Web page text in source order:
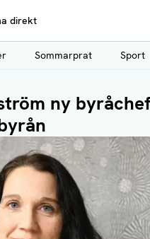
direkt
Sommarprat Sport
ny